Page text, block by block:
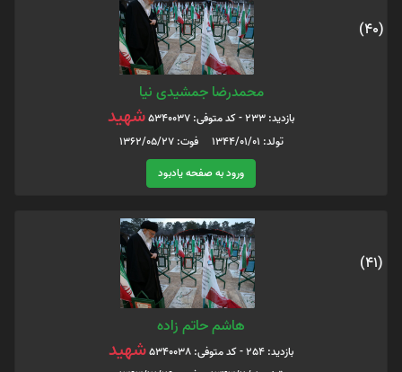
(40)
محمدرضا جمشیدی نیا
بازدید: 233 - کد متوفی: 5340037 شهید
تولد: 1344/01/01 فوت: 1362/05/27
ورود به صفحه یادبود
(41)
هاشم حاتم زاده
بازدید: 254 - کد متوفی: 5340038 شهید